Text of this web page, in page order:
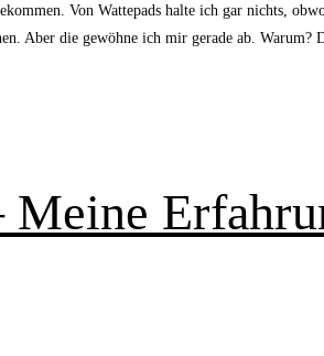
Von Wattepads halte ich gar nichts,
Aber die gewöhne ich mir gerade ab.